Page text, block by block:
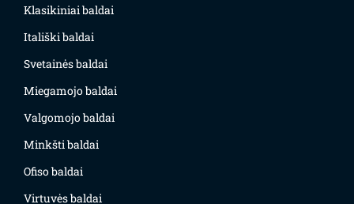
Klasikiniai baldai
Itališki baldai
Svetainės baldai
Miegamojo baldai
Valgomojo baldai
Minkšti baldai
Ofiso baldai
Virtuvės baldai